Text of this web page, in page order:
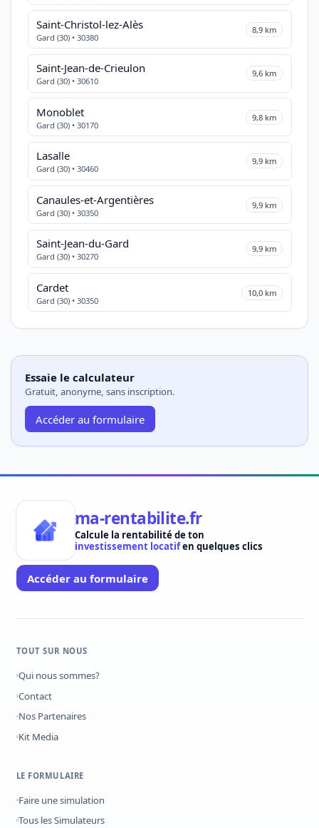
Saint-Christol-lez-Alès
Gard (30) • 30380
8,9 km
Saint-Jean-de-Crieulon
Gard (30) • 30610
9,6 km
Monoblet
Gard (30) • 30170
9,8 km
Lasalle
Gard (30) • 30460
9,9 km
Canaules-et-Argentières
Gard (30) • 30350
9,9 km
Saint-Jean-du-Gard
Gard (30) • 30270
9,9 km
Cardet
Gard (30) • 30350
10,0 km
Essaie le calculateur
Gratuit, anonyme, sans inscription.
Accéder au formulaire
ma-rentabilite.fr
Calcule la rentabilité de ton
investissement locatifen quelques clics
Accéder au formulaire
TOUT SUR NOUS
Qui nous sommes?
Contact
Nos Partenaires
Kit Media
LE FORMULAIRE
Faire une simulation
Tous les Simulateurs